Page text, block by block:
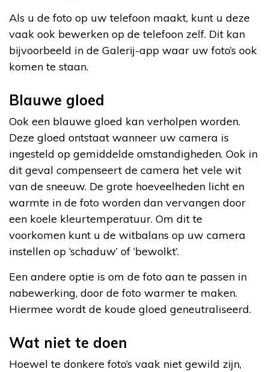
Als u de foto op uw telefoon maakt, kunt u deze
vaak ook bewerken op de telefoon zelf. Dit kan
bijvoorbeeld in de Galerij-app waar uw foto’s ook
komen te staan.
Blauwe gloed
Ook een blauwe gloed kan verholpen worden.
Deze gloed ontstaat wanneer uw camera is
ingesteld op gemiddelde omstandigheden. Ook in
dit geval compenseert de camera het vele wit
van de sneeuw. De grote hoeveelheden licht en
warmte in de foto worden dan vervangen door
een koele kleurtemperatuur. Om dit te
voorkomen kunt u de witbalans op uw camera
instellen op ‘schaduw’ of ‘bewolkt’.
Een andere optie is om de foto aan te passen in
nabewerking, door de foto warmer te maken.
Hiermee wordt de koude gloed geneutraliseerd.
Wat niet te doen
Hoewel te donkere foto’s vaak niet gewild zijn,